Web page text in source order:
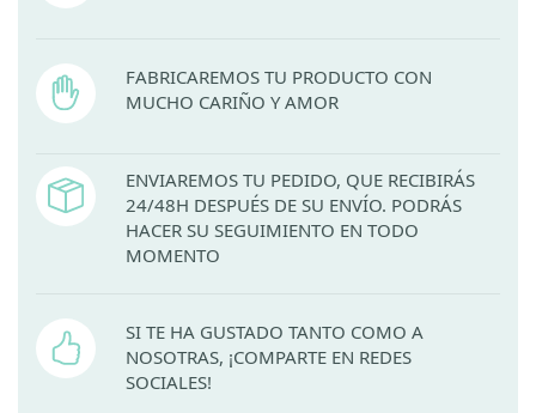
FABRICAREMOS TU PRODUCTO CON
MUCHO CARIÑO Y AMOR
ENVIAREMOS TU PEDIDO, QUE RECIBIRÁS
24/48H DESPUÉS DE SU ENVÍO. PODRÁS
HACER SU SEGUIMIENTO EN TODO
MOMENTO
SI TE HA GUSTADO TANTO COMO A
NOSOTRAS, ¡COMPARTE EN REDES
SOCIALES!